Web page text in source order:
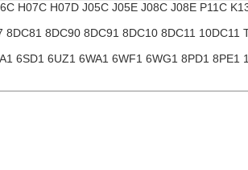
H07C H07D J05C J05E J08C J08E P11C
8DC90 8DC91 8DC10 8DC11 10DC11
6SD1 6UZ1 6WA1 6WF1 6WG1 8PD1 8PE1